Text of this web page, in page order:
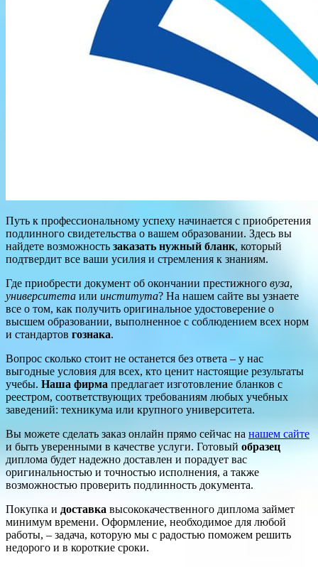
Путь к профессиональному успеху начинается с приобретения
подлинного свидетельства о вашем образовании. Здесь вы
найдете возможность заказать нужный бланк, который
подтвердит все ваши усилия и стремления к знаниям.
Где приобрести документ об окончании престижного вуза,
университета или института? На нашем сайте вы узнаете
все о том, как получить оригинальное удостоверение о
высшем образовании, выполненное с соблюдением всех норм
и стандартов гознака.
Вопрос сколько стоит не останется без ответа – у нас
выгодные условия для всех, кто ценит настоящие результаты
учебы. Наша фирма предлагает изготовление бланков с
реестром, соответствующих требованиям любых учебных
заведений: техникума или крупного университета.
Вы можете сделать заказ онлайн прямо сейчас на нашем сайте
и быть уверенными в качестве услуги. Готовый образец
диплома будет надежно доставлен и порадует вас
оригинальностью и точностью исполнения, а также
возможностью проверить подлинность документа.
Покупка и доставка высококачественного диплома займет
минимум времени. Оформление, необходимое для любой
работы, – задача, которую мы с радостью поможем решить
недорого и в короткие сроки.